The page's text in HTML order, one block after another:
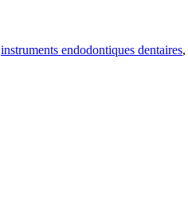
instruments endodontiques dentaires,